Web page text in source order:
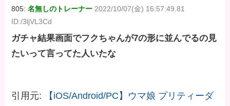
805:名無しのトレーナー 2022/10/07(金) 16:57:49.81
ID:/3ljVL3Cd
ガチャ結果画面でフクちゃんが7の形に並んでるの見
たいって言ってた人いたな
引用元:
【iOS/Android/PC】ウマ娘 プリティーダ